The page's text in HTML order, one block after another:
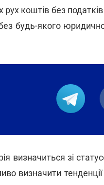
коштів без
будь-якого
визначиться зі
визначити тенденції